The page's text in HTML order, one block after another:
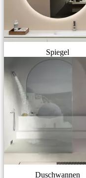
Spiegel
Duschwannen